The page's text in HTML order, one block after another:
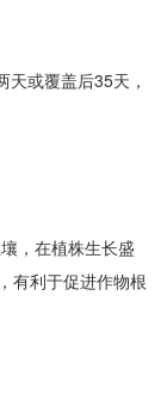
或覆盖后35天，
，在植株生长盛
有利于促进作物根